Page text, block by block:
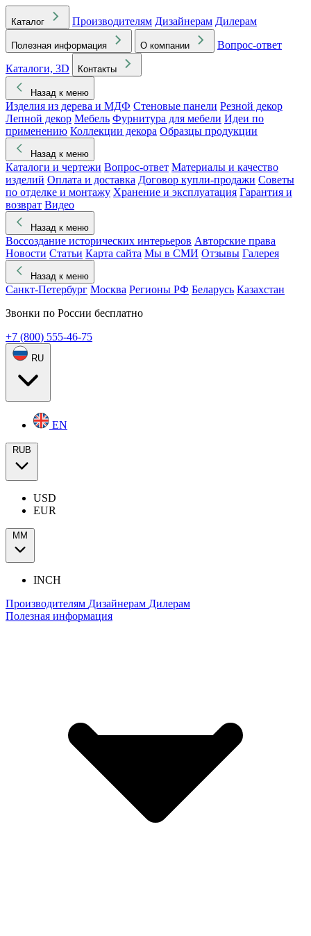
Каталог Производителям Дизайнерам Дилерам
Полезная информация О компании
Вопрос-ответ
Каталоги, 3D
Контакты
Назад к меню
Изделия из дерева и МДФ Стеновые панели Резной декор
Лепной декор Мебель Фурнитура для мебели Идеи по
применению Коллекции декора Образцы продукции
Назад к меню
Каталоги и чертежи Вопрос-ответ Материалы и качество
изделий Оплата и доставка Договор купли-продажи Советы
по отделке и монтажу Хранение и эксплуатация Гарантия и
возврат Видео
Назад к меню
Воссоздание исторических интерьеров Авторские права
Новости Статьи Карта сайта Мы в СМИ Отзывы Галерея
Назад к меню
Санкт-Петербург Москва Регионы РФ Беларусь Казахстан
Звонки по России бесплатно
+7 (800) 555-46-75
RU
EN
RUB
USD
EUR
ММ
INCH
Производителям Дизайнерам Дилерам
Полезная информация